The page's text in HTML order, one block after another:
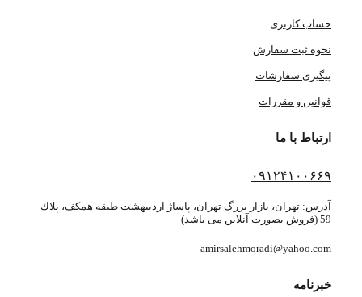
حساب کاربری
نحوه ثبت سفارش
پیگیری سفارشات
قوانین و مقررات
ارتباط با ما
۰۹۱۲۴۱۰۰۶۶۹
آدرس: تهران، بازار بزرگ تهران، پاساژ ارديبهشت طبقه همكف، پلاك
59 (فروش بصورت آنلاین می باشد)
amirsalehmoradi@yahoo.com
خبرنامه